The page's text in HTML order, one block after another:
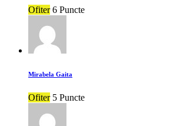
Ofiter 6 Puncte
Mirabela Gaita
Ofiter 5 Puncte